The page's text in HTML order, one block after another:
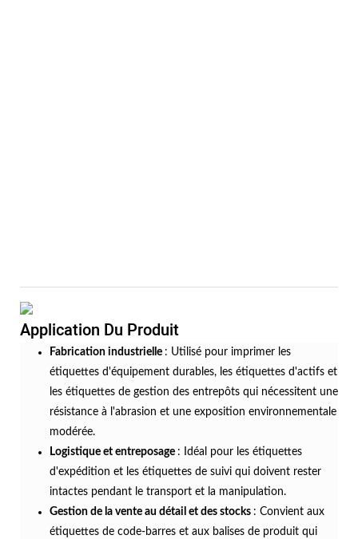
Application Du Produit
Fabrication industrielle : Utilisé pour imprimer les
étiquettes d'équipement durables, les étiquettes d'actifs et
les étiquettes de gestion des entrepôts qui nécessitent une
résistance à l'abrasion et une exposition environnementale
modérée.
Logistique et entreposage : Idéal pour les étiquettes
d'expédition et les étiquettes de suivi qui doivent rester
intactes pendant le transport et la manipulation.
Gestion de la vente au détail et des stocks : Convient aux
étiquettes de code-barres et aux balises de produit qui